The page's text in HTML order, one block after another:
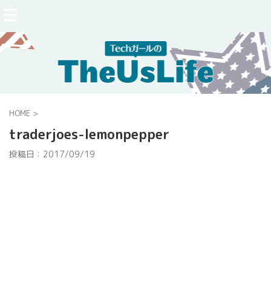
HOME >
traderjoes-lemonpepper
投稿日： 2017/09/19